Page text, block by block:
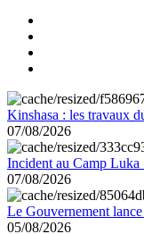
Kinshasa : les travaux
07/08/2026
Incident au Camp Luka
07/08/2026
Le Gouvernement
05/08/2026